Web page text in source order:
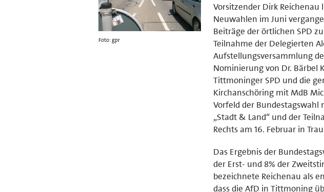
Foto: gpr
Vorsitzender Dirk
Neuwahlen im Juni
Beiträge der örtlichen SPD
Teilnahme der Delegierten
Aufstellungsversammlung
Nominierung von Dr. Bärbel
Tittmoninger SPD und die
Kirchanschöring mit MdB
Vorfeld der Bundestagswahl
„Stadt & Land“ und der
Rechts am 16. Februar in
Das Ergebnis der
der Erst- und 8% der
bezeichnete Reichenau als
dass die AfD in Tittmoning